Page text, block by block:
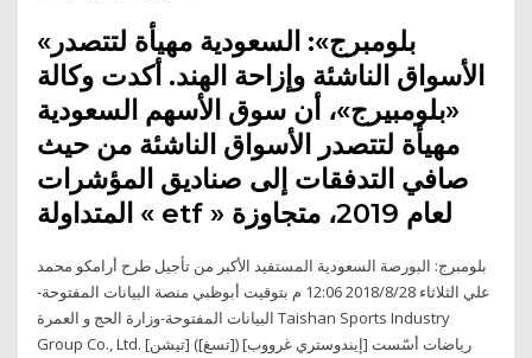
«بلومبرج»: السعودية مهيأة لتتصدر
الأسواق الناشئة وإزاحة الهند. أكدت وكالة
«بلومبيرج»، أن سوق الأسهم السعودية
مهيأة لتتصدر الأسواق الناشئة من حيث
صافي التدفقات إلى صناديق المؤشرات
المتداولة « etf » لعام 2019، متجاوزة
بلومبرج: البورصة السعودية المستفيد الأكبر من تأجيل طرح أرامكو محمد
علي الثلاثاء 2018/8/28 12:06 م بتوقيت أبوظبي منصة البيانات المفتوحة-
البيانات المفتوحة-وزارة الحج و العمرة Taishan Sports Industry
Group Co., Ltd. [تيشن] رياضات أسّست [إيندوستري غرووب] ([تسغ])